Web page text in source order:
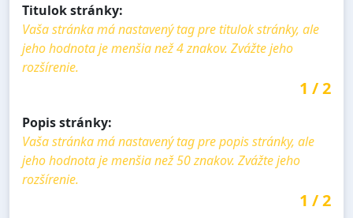
Titulok stránky:
Vaša stránka má nastavený tag pre titulok stránky, ale
jeho hodnota je menšia než 4 znakov. Zvážte jeho
rozšírenie.
1 /2
Popis stránky:
Vaša stránka má nastavený tag pre popis stránky, ale
jeho hodnota je menšia než 50 znakov. Zvážte jeho
rozšírenie.
1 /2